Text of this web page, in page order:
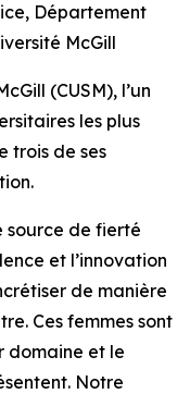
Département
McGill
(CUSM), l’un
les plus
trois de ses
source de fierté
et l’innovation
de manière
Ces femmes sont
domaine et le
Notre